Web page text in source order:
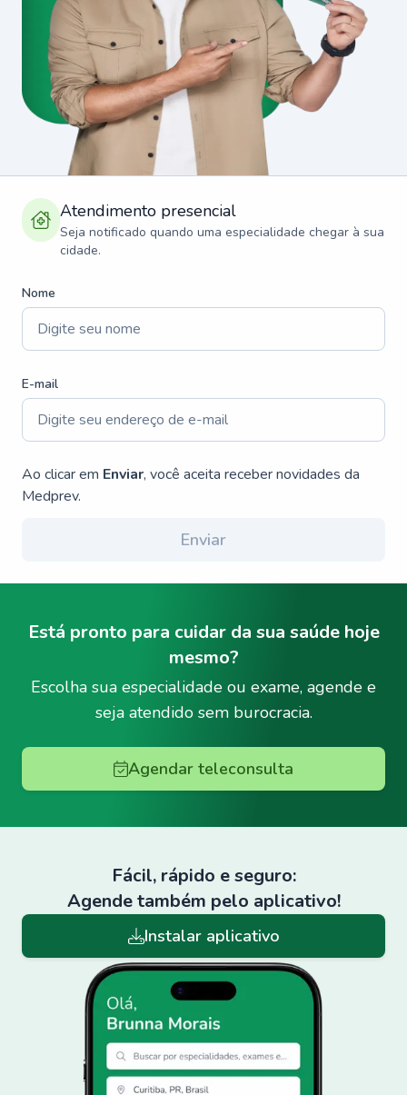
Atendimento presencial
Seja notificado quando uma especialidade chegar à sua
cidade.
Nome
E-mail
Ao clicar em Enviar, você aceita receber novidades da
Medprev.
Enviar
Está pronto para cuidar da sua saúde hoje
mesmo?
Escolha sua especialidade ou exame, agende e
seja atendido sem burocracia.
Agendar teleconsulta
Fácil, rápido e seguro:
Agende também pelo aplicativo!
Instalar aplicativo